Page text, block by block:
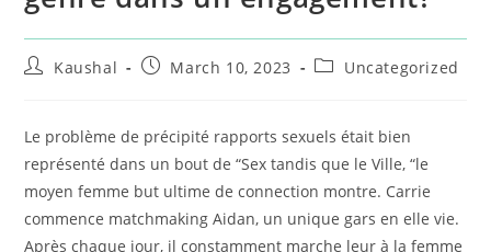
Kaushal March 10, 2023 Uncategorized
Le problème de précipité rapports sexuels était bien
représenté dans un bout de “Sex tandis que le Ville, “le
moyen femme but ultime de connection montre. Carrie
commence matchmaking Aidan, un unique gars en elle vie.
Après chaque jour, il constamment marche leur à la femme